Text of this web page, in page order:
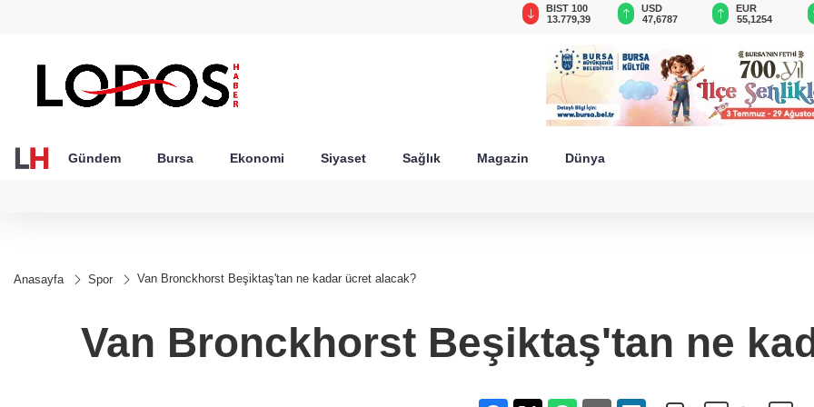
BIST 100
13.779,39
USD
47,6787
EUR
55,1254
Gündem Bursa Ekonomi Siyaset Sağlık Magazin Dünya
Anasayfa Spor Van Bronckhorst Beşiktaş'tan ne kadar ücret alacak?
Van Bronckhorst Beşiktaş'tan ne